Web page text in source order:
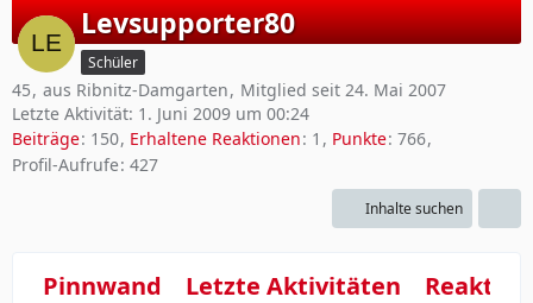
Levsupporter80
Schüler
45 aus Ribnitz-Damgarten
Mitglied seit 24. Mai 2007
Letzte Aktivität: 1. Juni 2009 um 00:24
Beiträge 150 Erhaltene Reaktionen 1 Punkte 766
Profil-Aufrufe 427
Inhalte suchen
Pinnwand Letzte Aktivitäten